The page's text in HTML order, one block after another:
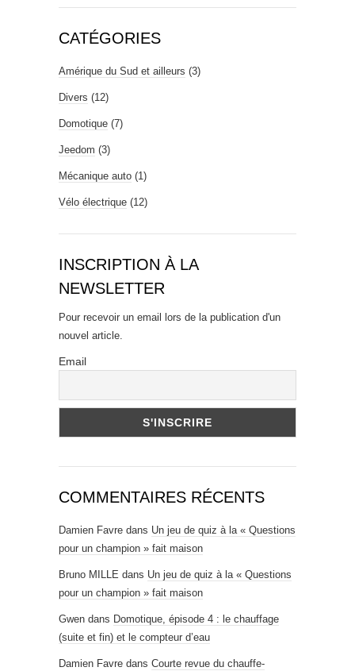
CATÉGORIES
Amérique du Sud et ailleurs (3)
Divers (12)
Domotique (7)
Jeedom (3)
Mécanique auto (1)
Vélo électrique (12)
INSCRIPTION À LA
NEWSLETTER
Pour recevoir un email lors de la publication d'un
nouvel article.
Email
COMMENTAIRES RÉCENTS
Damien Favre dans Un jeu de quiz à la « Questions
pour un champion » fait maison
Bruno MILLE dans Un jeu de quiz à la « Questions
pour un champion » fait maison
Gwen dans Domotique, épisode 4 : le chauffage
(suite et fin) et le compteur d’eau
Damien Favre dans Courte revue du chauffe-